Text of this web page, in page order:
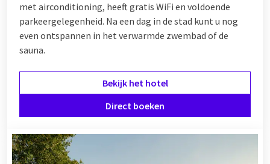
met airconditioning, heeft gratis WiFi en voldoende
parkeergelegenheid. Na een dag in de stad kunt u nog
even ontspannen in het verwarmde zwembad of de
sauna.
Bekijk het hotel
Direct boeken